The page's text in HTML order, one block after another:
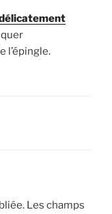
l’épingle.
Les champs